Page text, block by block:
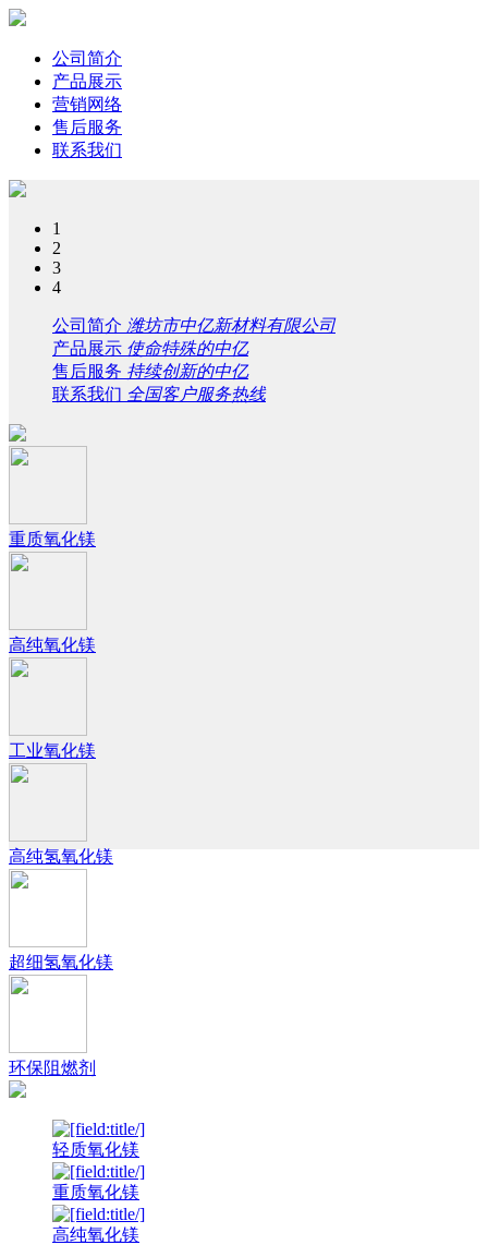
公司简介
产品展示
营销网络
售后服务
联系我们
1
2
3
4
公司简介 潍坊市中亿新材料有限公司
产品展示 使命特殊的中亿
售后服务 持续创新的中亿
联系我们 全国客户服务热线
重质氧化镁
高纯氧化镁
工业氧化镁
高纯氢氧化镁
超细氢氧化镁
环保阻燃剂
轻质氧化镁
重质氧化镁
高纯氧化镁